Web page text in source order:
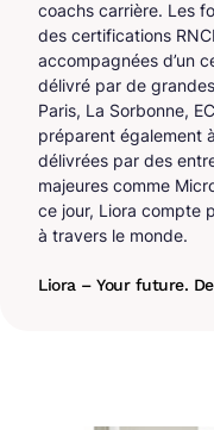
coachs carrière. Les
des certifications
accompagnées d’un
délivré par de
Paris, La Sorbonne,
préparent également
délivrées par des
majeures comme
ce jour, Liora compte
à travers le monde.
Liora – Your future.